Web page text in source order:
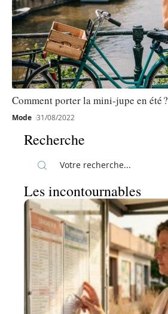
Comment porter la mini-jupe en été ?
Mode 31/08/2022
Recherche
Les incontournables